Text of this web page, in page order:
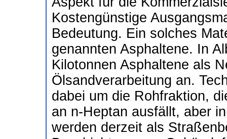
Kostengünstige
Bedeutung. Ein solches
genannten Asphaltene. In
Kilotonnen Asphaltene als
Ölsandverarbeitung an.
dabei um die Rohfraktion,
an n-Heptan ausfällt, aber
werden derzeit als